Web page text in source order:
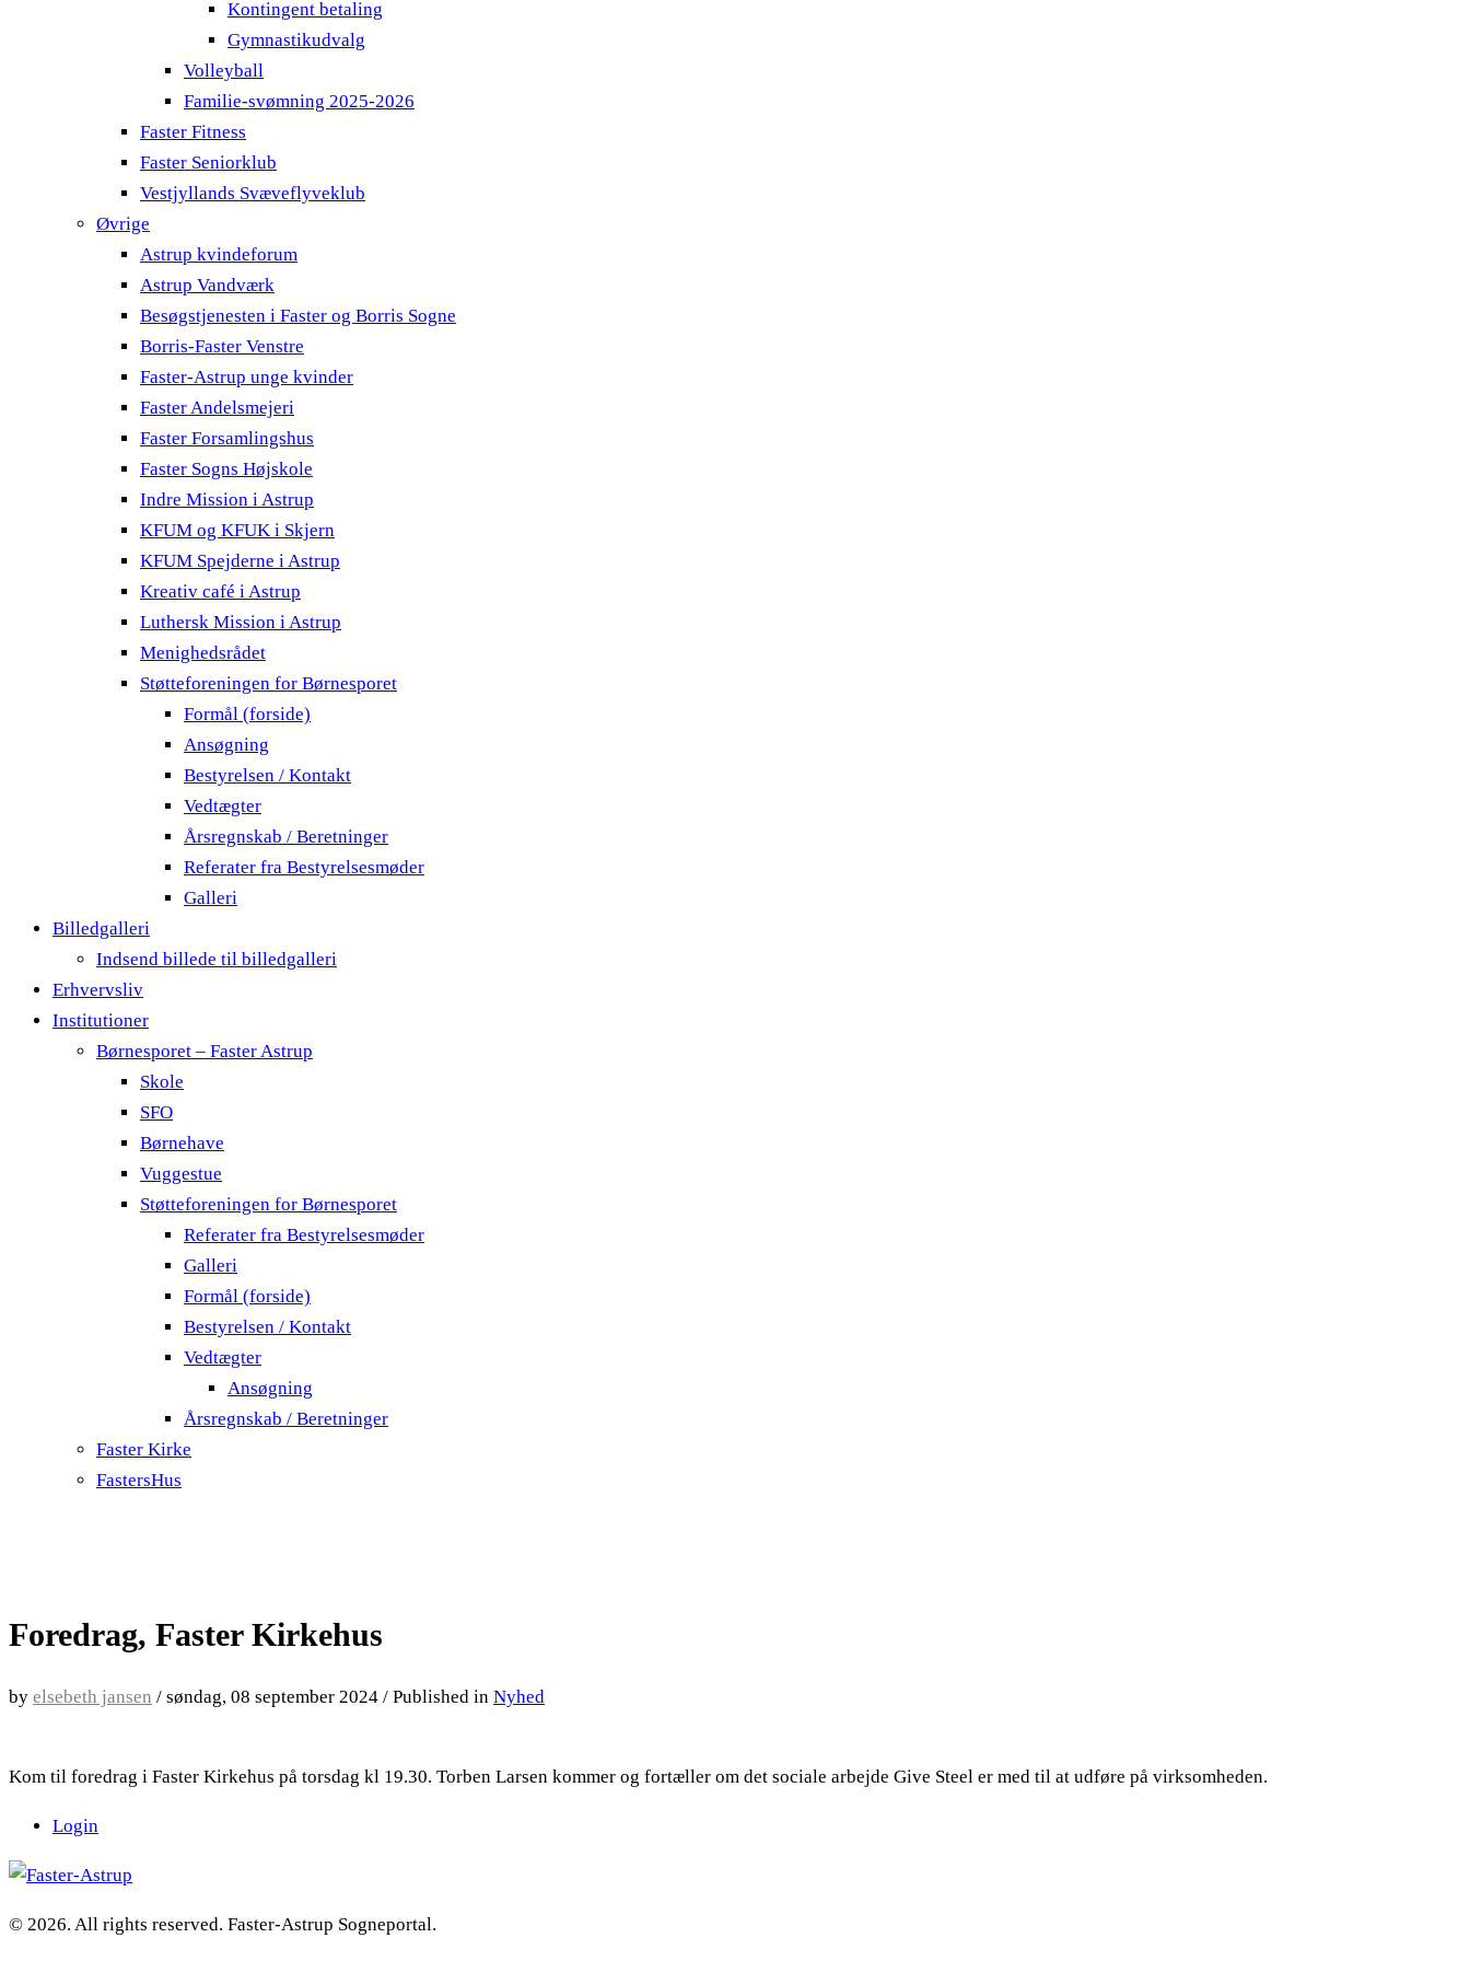
Kontingent betaling
Gymnastikudvalg
Volleyball
Familie-svømning 2025-2026
Faster Fitness
Faster Seniorklub
Vestjyllands Svæveflyveklub
Øvrige
Astrup kvindeforum
Astrup Vandværk
Besøgstjenesten i Faster og Borris Sogne
Borris-Faster Venstre
Faster-Astrup unge kvinder
Faster Andelsmejeri
Faster Forsamlingshus
Faster Sogns Højskole
Indre Mission i Astrup
KFUM og KFUK i Skjern
KFUM Spejderne i Astrup
Kreativ café i Astrup
Luthersk Mission i Astrup
Menighedsrådet
Støtteforeningen for Børnesporet
Formål (forside)
Ansøgning
Bestyrelsen / Kontakt
Vedtægter
Årsregnskab / Beretninger
Referater fra Bestyrelsesmøder
Galleri
Billedgalleri
Indsend billede til billedgalleri
Erhvervsliv
Institutioner
Børnesporet – Faster Astrup
Skole
SFO
Børnehave
Vuggestue
Støtteforeningen for Børnesporet
Referater fra Bestyrelsesmøder
Galleri
Formål (forside)
Bestyrelsen / Kontakt
Vedtægter
Ansøgning
Årsregnskab / Beretninger
Faster Kirke
FastersHus
Foredrag, Faster Kirkehus
by elsebeth jansen / søndag, 08 september 2024 / Published in Nyhed
Kom til foredrag i Faster Kirkehus på torsdag kl 19.30. Torben Larsen kommer og fortæller om det sociale arbejde Give Steel er med til at udføre på virksomheden.
Login
© 2026. All rights reserved. Faster-Astrup Sogneportal.